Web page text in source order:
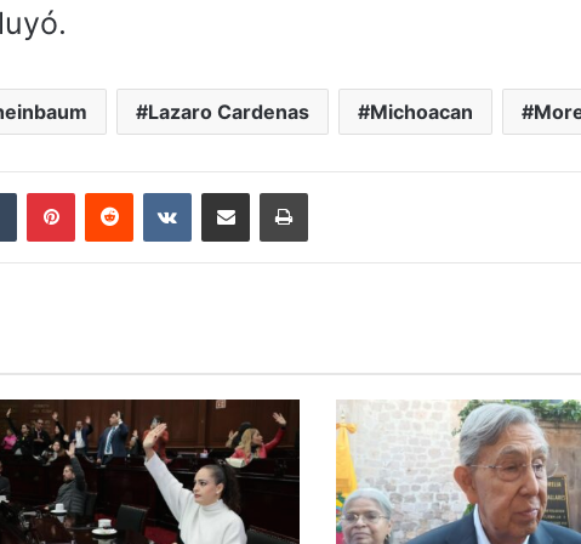
Lazaro Cardenas Michoacan
Tumblr PinterestReddit VKontakteCompartir por correo electrónicoImprimir